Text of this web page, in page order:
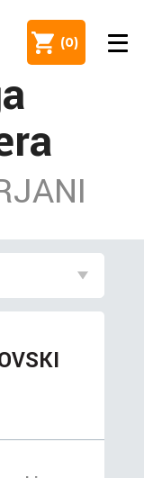
(0)